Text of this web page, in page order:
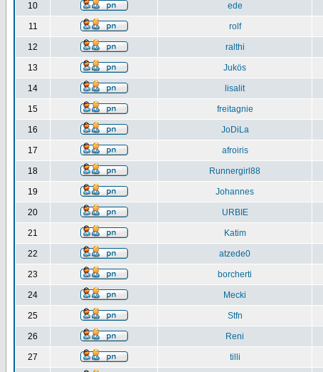
10 ede
11 rolf
12 ralthi
13 Jukös
14 lisalit
15 freitagnie
16 JoDiLa
17 afroiris
18 Runnergirl88
19 Johannes
20 URBIE
21 Katim
22 atzede0
23 borcherti
24 Mecki
25 Stfn
26 Reni
27 tilli